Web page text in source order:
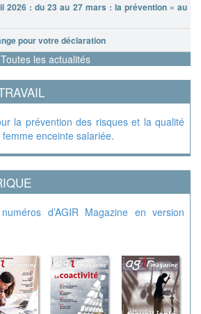
2026 : du 23 au 27 mars : la prévention « au
pour votre déclaration
Toutes les actualités
la prévention des risques et la qualité
enceinte salariée.
d’AGIR Magazine en version